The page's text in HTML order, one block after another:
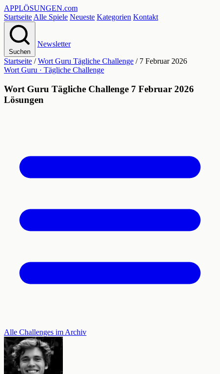
APPLÖSUNGEN.com
Startseite Alle Spiele Neueste Kategorien Kontakt
Suchen
Newsletter
Startseite / Wort Guru Tägliche Challenge / 7 Februar 2026
Wort Guru · Tägliche Challenge
Wort Guru Tägliche Challenge 7 Februar 2026
Lösungen
Alle Challenges im Archiv